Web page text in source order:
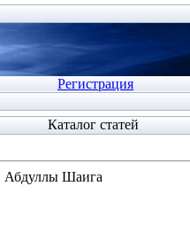
Регистрация
Каталог статей
Абдуллы Шаига